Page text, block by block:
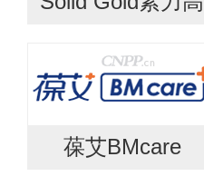
葆艾BMcare